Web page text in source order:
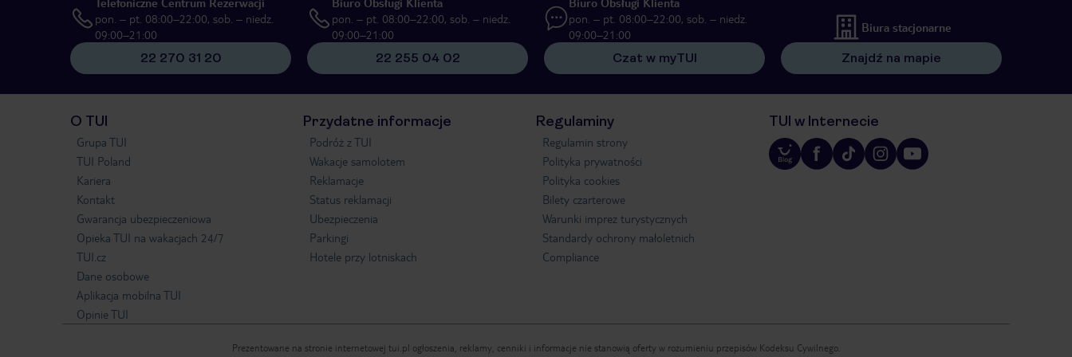
pon. – pt. 08:00–22:00, sob. – niedz.
09:00–21:00
22 270 31 20
pon. – pt. 08:00–22:00, sob. – niedz.
09:00–21:00
22 255 04 02
pon. – pt. 08:00–22:00, sob. – niedz.
09:00–21:00
Czat w myTUI
Biura stacjonarne
Znajdź na mapie
O TUI
Grupa TUI
TUI Poland
Kariera
Kontakt
Gwarancja ubezpieczeniowa
Opieka TUI na wakacjach 24/7
TUI.cz
Dane osobowe
Aplikacja mobilna TUI
Opinie TUI
Przydatne informacje
Podróż z TUI
Wakacje samolotem
Reklamacje
Status reklamacji
Ubezpieczenia
Parkingi
Hotele przy lotniskach
Regulaminy
Regulamin strony
Polityka prywatności
Polityka cookies
Bilety czarterowe
Warunki imprez turystycznych
Standardy ochrony małoletnich
Compliance
TUI w Internecie
Prezentowane na stronie internetowej tui.pl ogłoszenia, reklamy, cenniki i informacje nie stanowią oferty w rozumieniu przepisów Kodeksu Cywilnego.